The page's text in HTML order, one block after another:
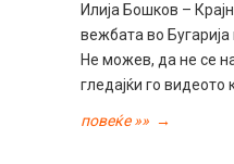
Илија Бошков –
вежбата во
Не можев, да не се
гледајќи го видеото
повеќе »» →